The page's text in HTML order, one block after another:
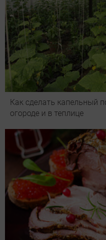
Как сделать капельный
огороде и в теплице